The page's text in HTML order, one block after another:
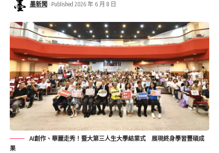
墨新聞 Published 2026 年 6 月 8 日
AI創作、華麗走秀！暨大第三人生大學結業式 展現終身學習豐碩成
果